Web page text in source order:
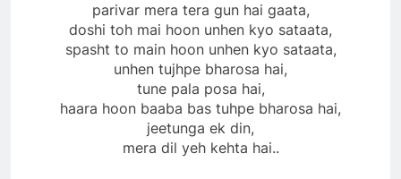
parivar mera​ tera gun hai gaata,
doshi toh mai hoon unhen kyo sataata,
spasht to main hoon unhen kyo sataata,
unhen tujhpe bharosa hai,
tune pala posa hai,
haara hoon baaba bas tuhpe bharosa hai,
jeetunga ek din,
mera dil yeh kehta hai..